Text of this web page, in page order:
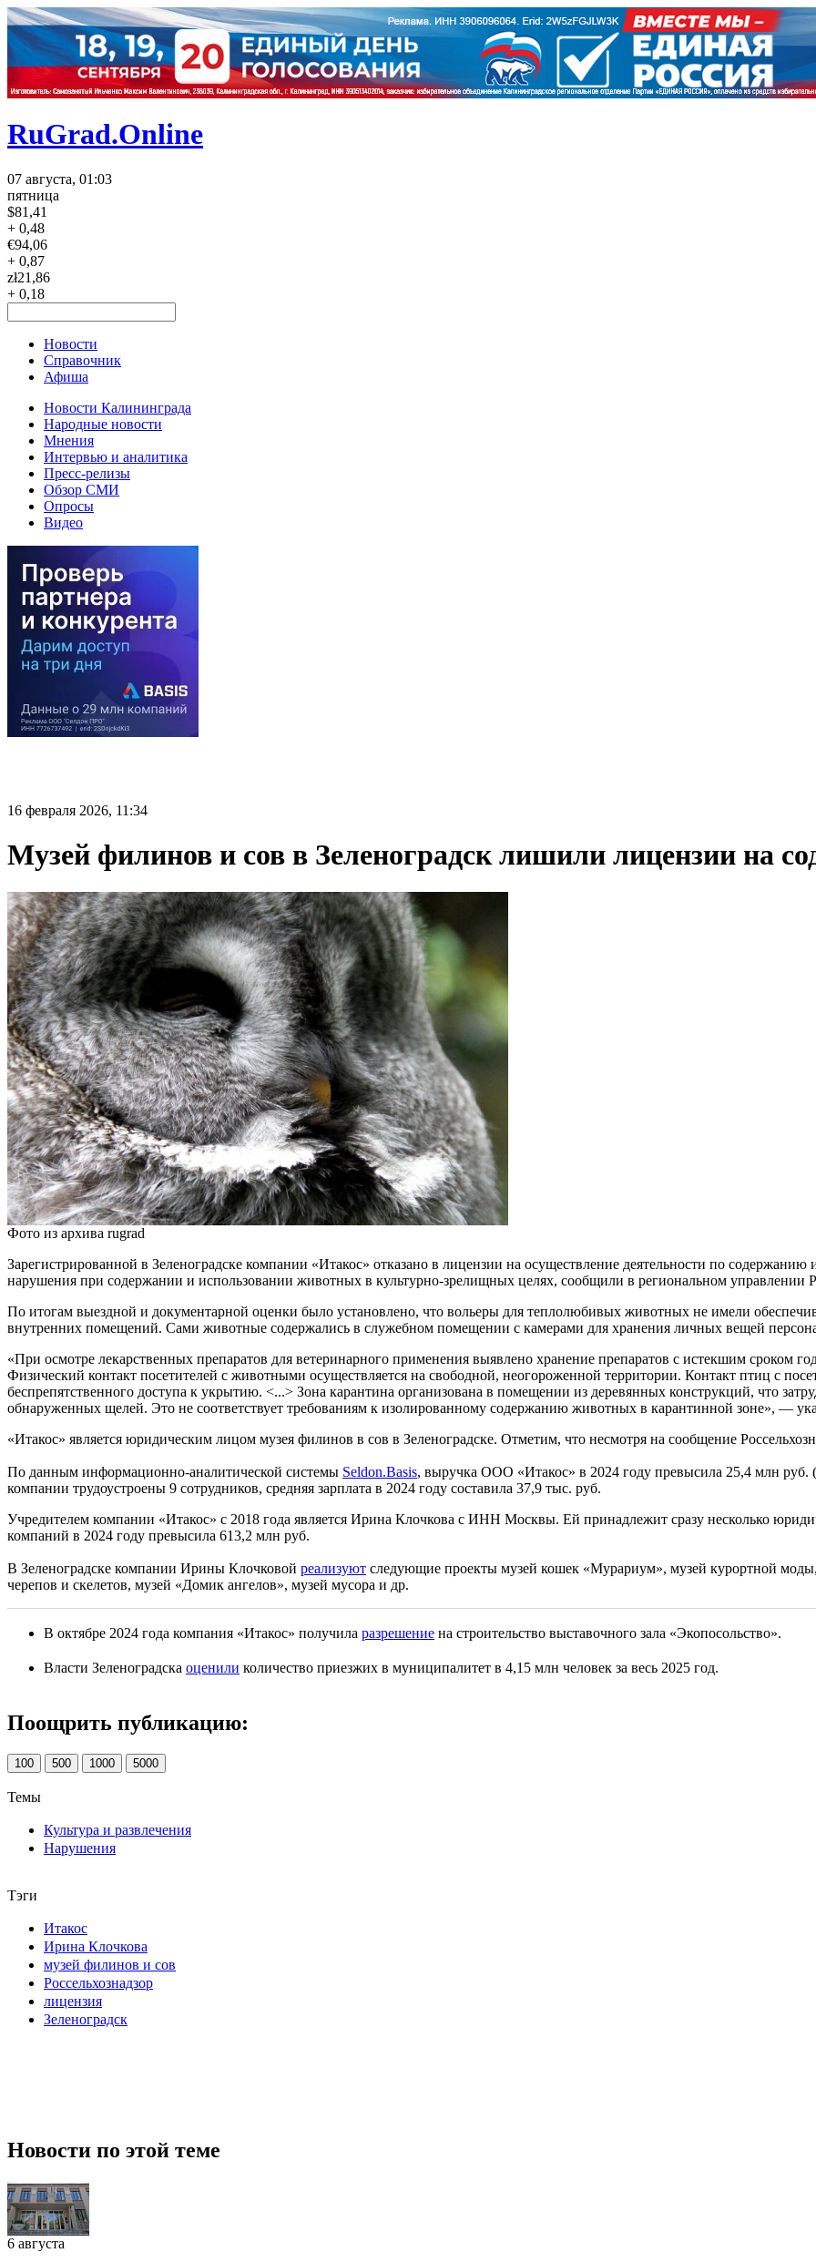
RuGrad.Online
07 августа, 01:03
пятница
$81,41
+ 0,48
€94,06
+ 0,87
zł21,86
+ 0,18
Новости
Справочник
Афиша
Новости Калининграда
Народные новости
Мнения
Интервью и аналитика
Пресс-релизы
Обзор СМИ
Опросы
Видео
16 февраля 2026, 11:34
Музей филинов и сов в Зеленоградск лишили лицензии на
Фото из архива rugrad
Зарегистрированной в Зеленоградске компании «Итакос» отказано в лицензии на осуществление деятельности по
нарушения при содержании и использовании животных в культурно-зрелищных целях, сообщили в региональном управлении
По итогам выездной и документарной оценки было установлено, что вольеры для теплолюбивых животных не имели
внутренних помещений. Сами животные содержались в служебном помещении с камерами для хранения личных вещей
«При осмотре лекарственных препаратов для ветеринарного применения выявлено хранение препаратов с истекшим сроком
Физический контакт посетителей с животными осуществляется на свободной, неогороженной территории. Контакт птиц с
беспрепятственного доступа к укрытию. <...> Зона карантина организована в помещении из деревянных конструкций, что
обнаруженных щелей. Это не соответствует требованиям к изолированному содержанию животных в карантинной зоне», —
«Итакос» является юридическим лицом музея филинов в сов в Зеленоградске. Отметим, что несмотря на сообщение
По данным информационно-аналитической системы Seldon.Basis, выручка ООО «Итакос» в 2024 году превысила 25,4 млн
компании трудоустроены 9 сотрудников, средняя зарплата в 2024 году составила 37,9 тыс. руб.
Учредителем компании «Итакос» с 2018 года является Ирина Клочкова с ИНН Москвы. Ей принадлежит сразу несколько
компаний в 2024 году превысила 613,2 млн руб.
В Зеленоградске компании Ирины Клочковой реализуют следующие проекты музей кошек «Мурариум», музей курортной
черепов и скелетов, музей «Домик ангелов», музей мусора и др.
В октябре 2024 года компания «Итакос» получила разрешение на строительство выставочного зала «Экопосольство».
Власти Зеленоградска оценили количество приезжих в муниципалитет в 4,15 млн человек за весь 2025 год.
Поощрить публикацию:
100 500 1000 5000
Темы
Культура и развлечения
Нарушения
Тэги
Итакос
Ирина Клочкова
музей филинов и сов
Россельхознадзор
лицензия
Зеленоградск
Новости по этой теме
6 августа